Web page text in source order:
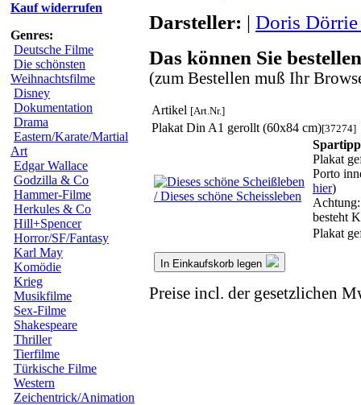
Kauf widerrufen
Genres:
Deutsche Filme
Die schönsten
Weihnachtsfilme
Disney
Dokumentation
Drama
Eastern/Karate/Martial
Art
Edgar Wallace
Godzilla & Co
Hammer-Filme
Herkules & Co
Hill+Spencer
Horror/SF/Fantasy
Karl May
Komödie
Krieg
Musikfilme
Sex-Filme
Shakespeare
Thriller
Tierfilme
Türkische Filme
Western
Zeichentrick/Animation
Darsteller: | Doris
Das können Sie
(zum Bestellen muß Ihr
Artikel [Art.Nr.]
Plakat Din A1 gerollt (60x84 cm)[37274]
Plakat
Porto
hier)
besteht
Plakat
In Einkaufskorb legen
Preise incl. der gesetzlichen